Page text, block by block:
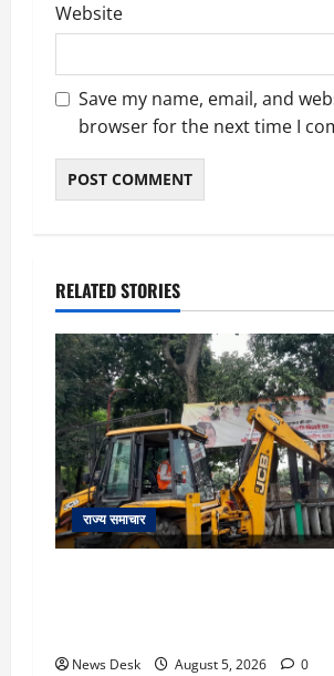
Website
Save my name, email, and
browser for the next time I
RELATED STORIES
राज्य समाचार
News Desk August 5, 2026
0